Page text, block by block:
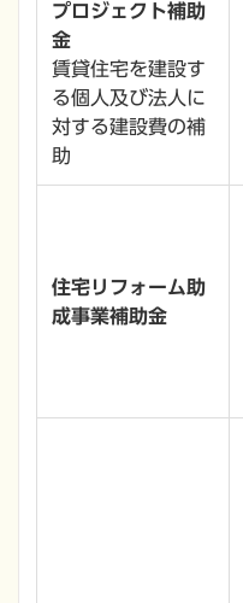
プロジェクト補助
金
賃貸住宅を建設す
る個人及び法人に
対する建設費の補
助
住宅リフォーム助
成事業補助金